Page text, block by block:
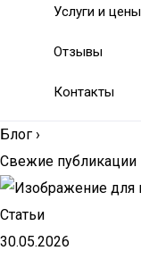
Услуги и цены
Отзывы
Контакты
Блог ›
Свежие публикации
Статьи
30.05.2026